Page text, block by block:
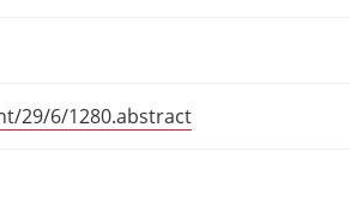
29/6/1280.abstract